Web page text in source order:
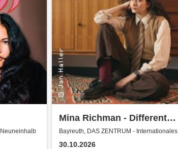
Mina Richman - Different
Flavours Of Being Happy
Tour
Bayreuth, DAS ZENTRUM - Internationales
30.10.2026